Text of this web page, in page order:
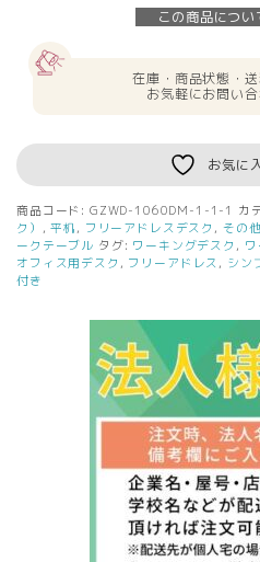
この商品につ
在庫・商品状態・送
お気軽にお問い
お気に
商品コード: GZWD-1060DM-1-1-1 カ
ク） ,平机 , フリーアドレスデスク , その
ークテーブル タグ: ワーキングデスク ,
オフィス用デスク , フリーアドレス , シン
付き